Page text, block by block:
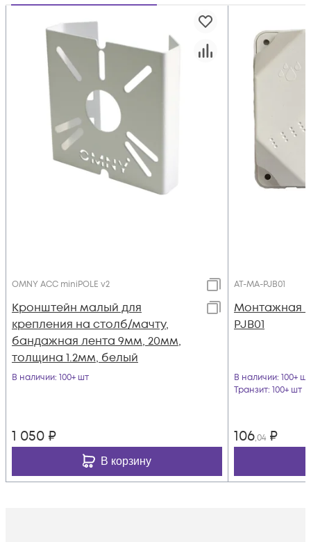
OMNY ACC miniPOLE v2
Кронштейн малый для
крепления на столб/мачту,
бандажная лента 9мм, 20мм,
толщина 1.2мм, белый
В наличии: 100+ шт
1 050 ₽
В корзину
AT-MA-PJB01
Монтажная
PJB01
В наличии: 100+ шт
Транзит: 100+ шт
106,04 ₽